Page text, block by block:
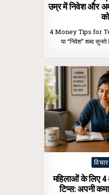
उम्र में निवेश और
4 Money Tips for
या “निवेश” शब्द
महिलाओं के लिए
टिप्स: अपनी